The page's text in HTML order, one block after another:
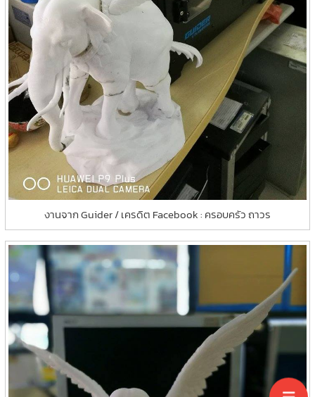
งานจาก Guider / เครดิต Facebook : ครอบครัว ถาวร